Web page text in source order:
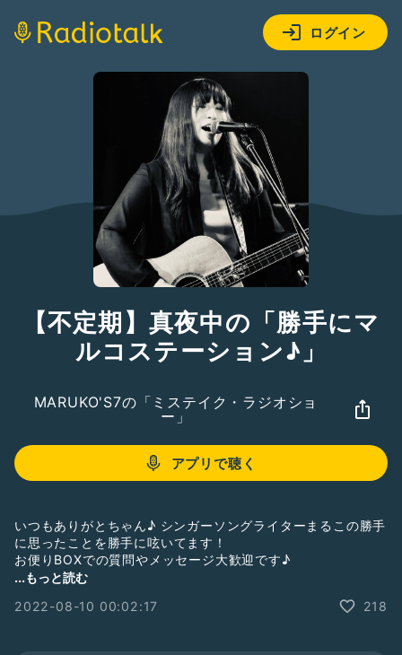
ログイン
【不定期】真夜中の「勝手にマ
ルコステーション♪」
MARUKO'S7の「ミステイク・ラジオショ
ー」
アプリで聴く
いつもありがとちゃん♪ シンガーソングライターまるこの勝手
に思ったことを勝手に呟いてます！
お便りBOXでの質問やメッセージ大歓迎です♪
#マルコス7 #偽装UNIT＠MARUKO&
...もっと読む
2022-08-10 00:02:17
218